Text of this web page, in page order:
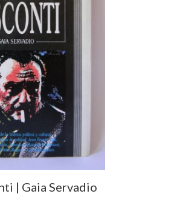
| Gaia Servadio